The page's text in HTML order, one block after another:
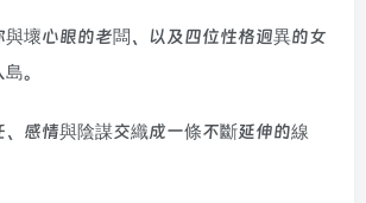
壞心眼的老闆、以及四位性格迥異的女
。
感情與陰謀交織成一條不斷延伸的線